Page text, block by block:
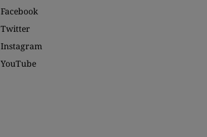
Facebook
Twitter
Instagram
YouTube